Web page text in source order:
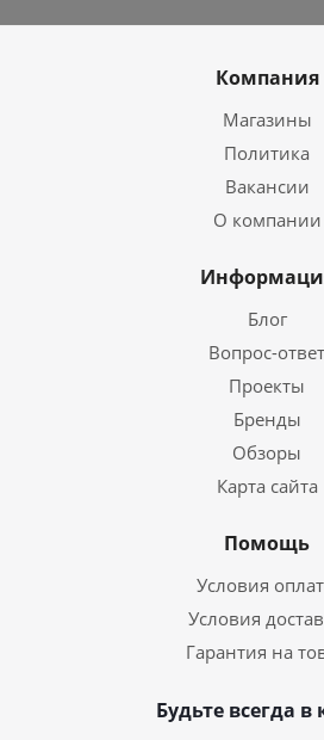
Компания
Магазины
Политика
Вакансии
О компании
Блог
Вопрос-ответ
Проекты
Бренды
Обзоры
Карта сайта
Помощь
Условия
Условия
Гарантия на
Будьте всегда в